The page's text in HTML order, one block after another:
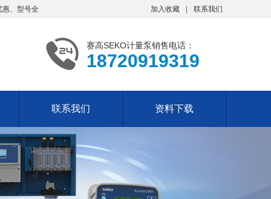
、型号全 加入收藏 联系我们
赛高SEKO计量泵销售电话：
18720919319
联系我们 资料下载